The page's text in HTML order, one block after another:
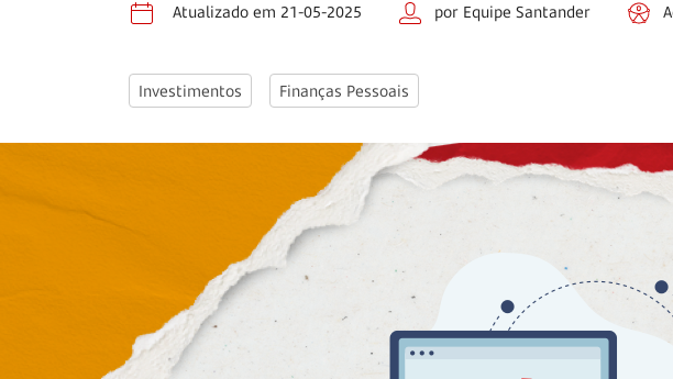
Atualizado em 21-05-2025 por Equipe Santander
Investimentos Finanças Pessoais